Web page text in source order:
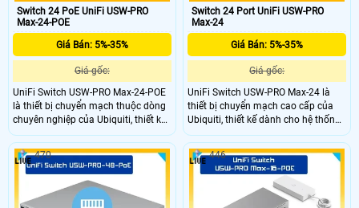
Switch 24 PoE UniFi USW-PRO
Max-24-POE
Giá Bán: 5%-35%
Giá gốc:
UniFi Switch USW-PRO Max-24-POE
là thiết bị chuyển mạch thuộc dòng
chuyên nghiệp của Ubiquiti, thiết kế
cho các hệ thống mạng doanh
nghiệp hiện đại. Với khả năng cấp
nguồn PoE mạnh mẽ, quản lý thông
minh qua UniFi Controller, thiết bị
này tối ưu hóa hiệu suất và sự linh
hoạt cho hạ tầng mạng
Switch 24 Port UniFi USW-PRO
Max-24
Giá Bán: 5%-35%
Giá gốc:
UniFi Switch USW-PRO Max-24 là
thiết bị chuyển mạch cao cấp của
Ubiquiti, thiết kế dành cho hệ thống
mạng doanh nghiệp hiện đại. Với
kiểu dáng chuyên nghiệp, hoạt động
ổn định, khả năng quản lý tập trung
qua UniFi Controller
470 446